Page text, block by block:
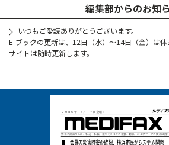
編集部からのお知
いつもご愛読ありがとうございます。
E-ブックの更新は、12日（水）～14日（金）は
サイトは随時更新します。